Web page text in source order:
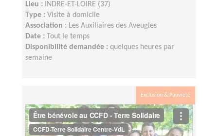
Lieu :
INDRE-ET-LOIRE (37)
Type : Visite à domicile
Association : Les Auxiliaires des Aveugles
Date :
Tout le temps
Disponibilité demandée : quelques heures par
semaine
Exclusion & Pauvreté